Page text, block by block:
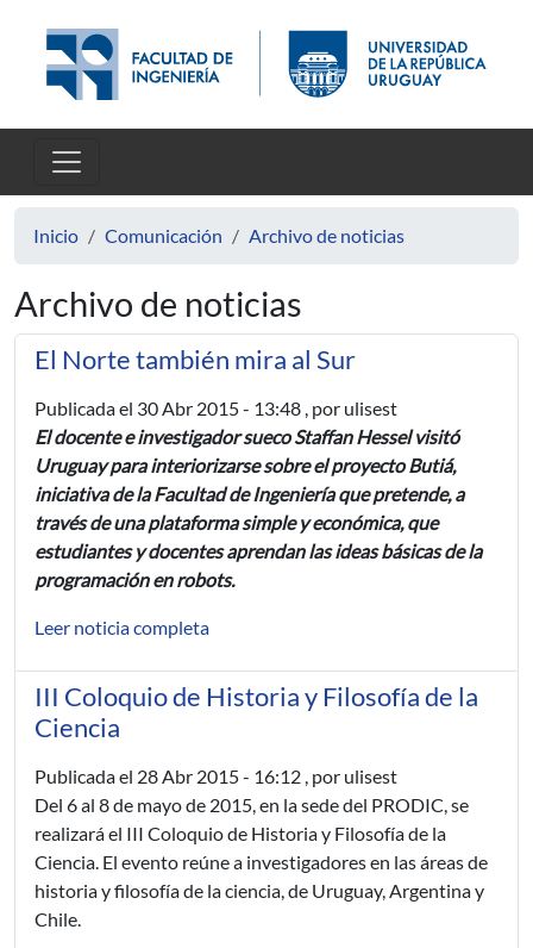
Inicio Comunicación Archivo de noticias
Archivo de noticias
El Norte también mira al Sur
Publicada el 30 Abr 2015 - 13:48 , por ulisest
El docente e investigador sueco Staffan Hessel visitó
Uruguay para interiorizarse sobre el proyecto Butiá,
iniciativa de la Facultad de Ingeniería que pretende, a
través de una plataforma simple y económica, que
estudiantes y docentes aprendan las ideas básicas de la
programación en robots.
Leer noticia completa
III Coloquio de Historia y Filosofía de la
Ciencia
Publicada el 28 Abr 2015 - 16:12 , por ulisest
Del 6 al 8 de mayo de 2015, en la sede del PRODIC, se
realizará el III Coloquio de Historia y Filosofía de la
Ciencia. El evento reúne a investigadores en las áreas de
historia y filosofía de la ciencia, de Uruguay, Argentina y
Chile.